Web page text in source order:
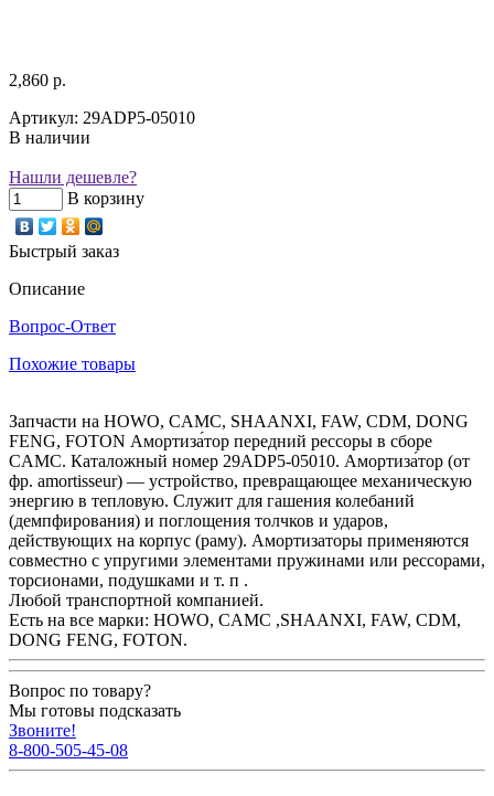
2,860 р.
Артикул: 29ADP5-05010
В наличии
Нашли дешевле?
В корзину
Быстрый заказ
Описание
Вопрос-Ответ
Похожие товары
Запчасти на HOWO, CAMC, SHAANXI, FAW, CDM, DONG
FENG, FOTON Амортиза́тор передний рессоры в сборе
CAMC. Каталожный номер 29ADP5-05010. Амортиза́тор (от
фр. amortisseur) — устройство, превращающее механическую
энергию в тепловую. Служит для гашения колебаний
(демпфирования) и поглощения толчков и ударов,
действующих на корпус (раму). Амортизаторы применяются
совместно с упругими элементами пружинами или рессорами,
торсионами, подушками и т. п .
Любой транспортной компанией.
Есть на все марки: HOWO, CAMC ,SHAANXI, FAW, CDM,
DONG FENG, FOTON.
Вопрос по товару?
Мы готовы подсказать
Звоните!
8-800-505-45-08